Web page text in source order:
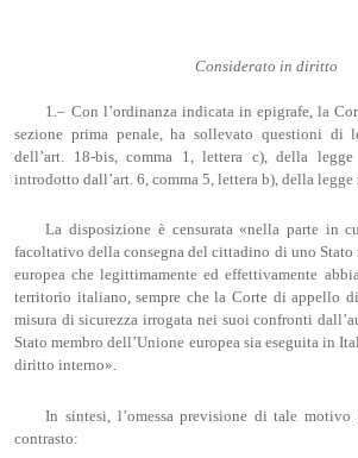
Considerato in diritto
1.– Con l’ordinanza indicata in epigrafe, la
sezione prima penale, ha sollevato questioni di
dell’art. 18-bis, comma 1, lettera c), della
introdotto dall’art. 6, comma 5, lettera b), della legge
La disposizione è censurata «nella parte in
facoltativo della consegna del cittadino di uno Stato
europea che legittimamente ed effettivamente
territorio italiano, sempre che la Corte di appello
misura di sicurezza irrogata nei suoi confronti
Stato membro dell’Unione europea sia eseguita in
diritto interno».
In sintesi, l’omessa previsione di tale
contrasto: